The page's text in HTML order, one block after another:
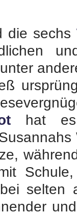
die sechs
hat es